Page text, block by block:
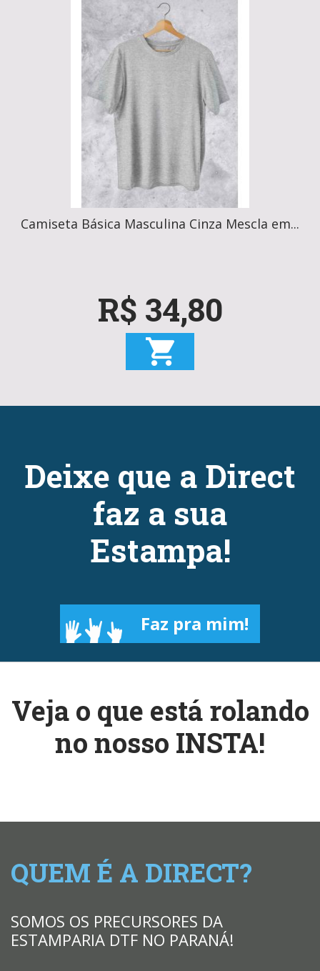
Camiseta Básica Masculina Cinza Mescla em...
R$ 34,80
Deixe que a Direct
faz a sua
Estampa!
Faz pra mim!
Veja o que está rolando
no nosso INSTA!
QUEM É A DIRECT?
SOMOS OS PRECURSORES DA
ESTAMPARIA DTF NO PARANÁ!